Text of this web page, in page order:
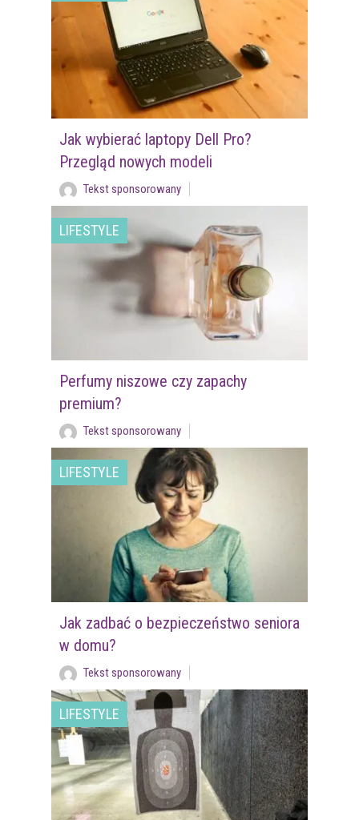
Jak wybierać laptopy Dell Pro?
Przegląd nowych modeli
Tekst sponsorowany
LIFESTYLE
Perfumy niszowe czy zapachy
premium?
Tekst sponsorowany
LIFESTYLE
Jak zadbać o bezpieczeństwo seniora
w domu?
Tekst sponsorowany
LIFESTYLE